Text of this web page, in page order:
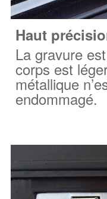
Haut
La gravure
corps est
métallique
endommagé.